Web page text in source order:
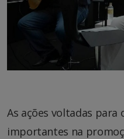
As ações voltadas para
importantes na